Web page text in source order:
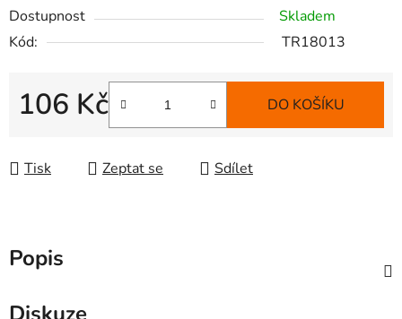
Dostupnost
Skladem
Kód:
TR18013
106 Kč DO KOŠÍKU
Tisk Zeptat se Sdílet
Popis